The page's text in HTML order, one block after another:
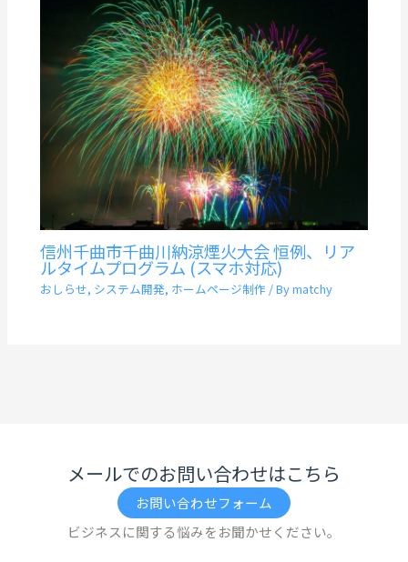
信州千曲市千曲川納涼煙火大会 恒例、リア
ルタイムプログラム (スマホ対応)
おしらせ, システム開発, ホームページ制作 / Bymatchy
メールでのお問い合わせはこちら
お問い合わせフォーム
ビジネスに関する悩みをお聞かせください。